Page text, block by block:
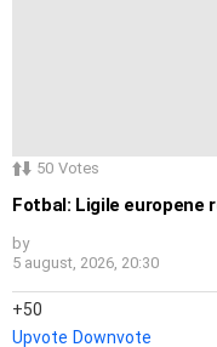
50 Votes
Fotbal: Ligile europene
by
5 august, 2026, 20:30
50
Upvote Downvote